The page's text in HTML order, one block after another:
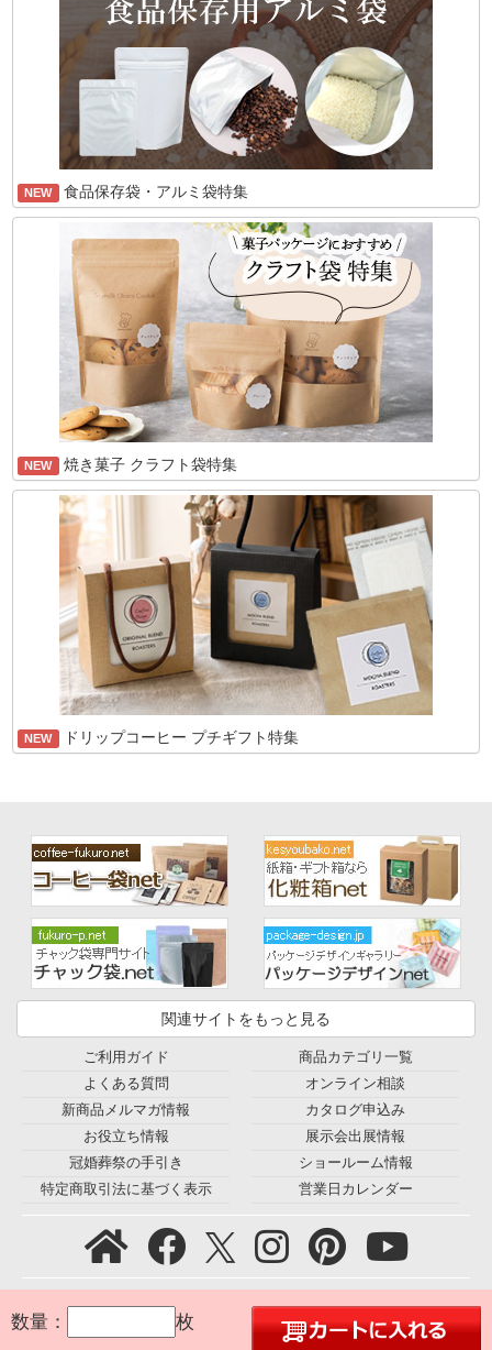
数量： 枚
NEW 食品保存袋・アルミ袋特集
NEW 焼き菓子 クラフト袋特集
NEW ドリップコーヒー プチギフト特集
関連サイトをもっと見る
ご利用ガイド
よくある質問
新商品メルマガ情報
お役立ち情報
冠婚葬祭の手引き
特定商取引法に基づく表示
商品カテゴリ一覧
オンライン相談
カタログ申込み
展示会出展情報
ショールーム情報
営業日カレンダー
お問合せ
採用情報｜